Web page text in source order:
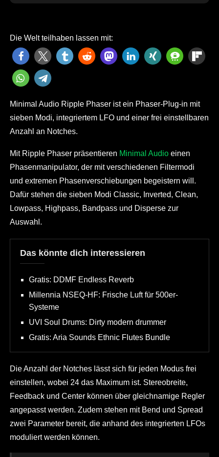
Die Welt teilhaben lassen mit:
Minimal Audio Ripple Phaser ist ein Phaser-Plug-in mit
sieben Modi, integriertem LFO und einer frei einstellbaren
Anzahl an Notches.
Mit Ripple Phaser präsentieren Minimal Audio einen
Phasenmanipulator, der mit verschiedenen Filtermodi
und extremen Phasenverschiebungen begeistern will.
Dafür stehen die sieben Modi Classic, Inverted, Clean,
Lowpass, Highpass, Bandpass und Disperse zur
Auswahl.
Das könnte dich interessieren
Gratis: DDMF Endless Reverb
Millennia NSEQ-HF: Frische Luft für 500er-
Systeme
UVI Soul Drums: Dirty modern drummer
Gratis: Aria Sounds Ethnic Flutes Bundle
Die Anzahl der Notches lässt sich für jeden Modus frei
einstellen, wobei 24 das Maximum ist. Stereobreite,
Feedback und Center können über gleichnamige Regler
angepasst werden. Zudem stehen mit Bend und Spread
zwei Parameter bereit, die anhand des integrierten LFOs
moduliert werden können.